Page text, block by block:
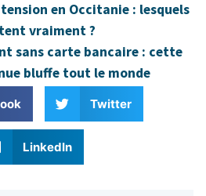
en Occitanie : lesquels
vraiment ?
sans carte bancaire : cette
bluffe tout le monde
Twitter
LinkedIn